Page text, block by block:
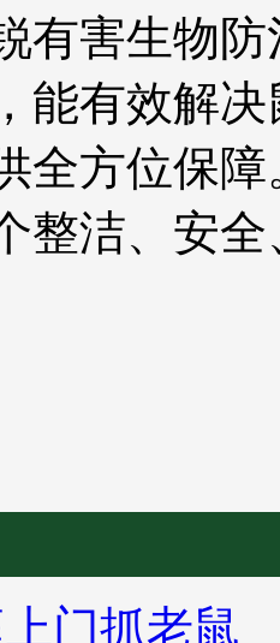
有害生物
能有效解
全方位保
整洁、安